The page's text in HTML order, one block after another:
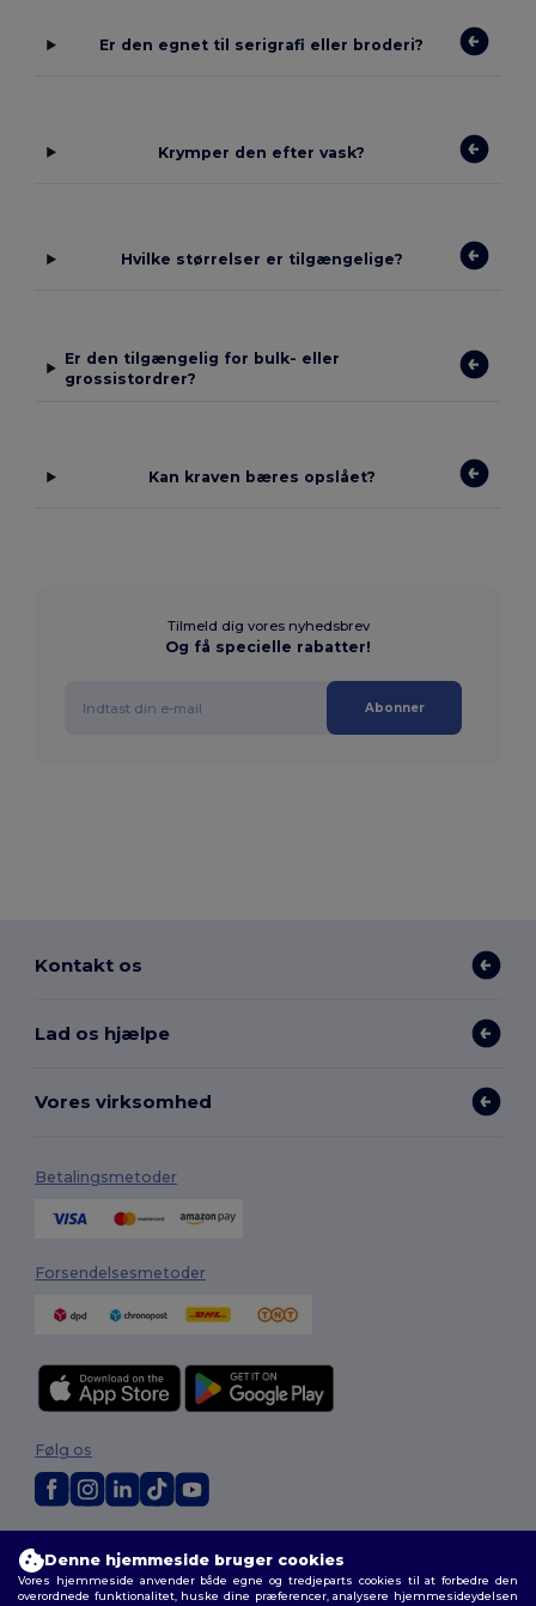
Er den egnet til serigrafi eller broderi?
Krymper den efter vask?
Hvilke størrelser er tilgængelige?
Er den tilgængelig for bulk- eller
grossistordrer?
Kan kraven bæres opslået?
Tilmeld dig vores nyhedsbrev
Og få specielle rabatter!
Abonner
Kontakt os
Lad os hjælpe
Vores virksomhed
Betalingsmetoder
Forsendelsesmetoder
Vilkår og Betingelser|Tilpasset politik |Fortrolighedspolitik
cookies|Sitemap
Følg os
Denne hjemmeside bruger cookies
Vores hjemmeside anvender både egne og tredjeparts cookies til at forbedre den
overordnede funktionalitet, huske dine præferencer, analysere hjemmesideydelsen